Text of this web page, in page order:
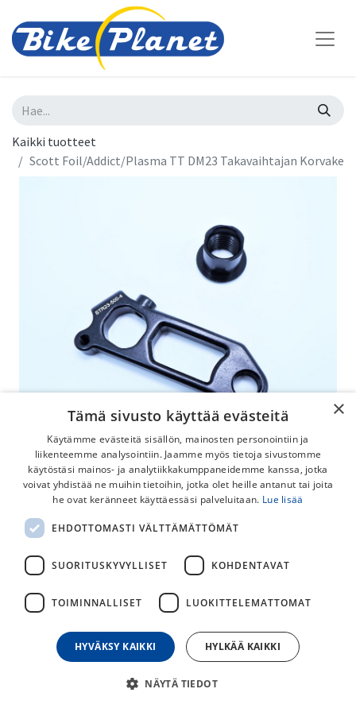
Kaikki tuotteet
Scott Foil/Addict/Plasma TT DM23 Takavaihtajan Korvake
Scott Foil/Addict/Plasma TT DM23
Takavaihtajan Korvake
Scott Foil/Addict/Plasma TT DM23 takavaihtajan korvake.
40,00€
päivän alin hinta
×
Tämä sivusto käyttää evästeitä
Käytämme evästeitä sisällön, mainosten personointiin ja
liikenteemme analysointiin. Jaamme myös tietoja sivustomme
käytöstäsi mainos- ja analytiikkakumppaneidemme kanssa, jotka
voivat yhdistää ne muihin tietoihin, jotka olet heille antanut tai joita
he ovat keränneet käyttäessäsi palveluitaan. Lue lisää
EHDOTTOMASTI VÄLTTÄMÄTTÖMÄT
SUORITUSKYVYLLISET KOHDENTAVAT
TOIMINNALLISET LUOKITTELEMATTOMAT
HYVÄKSY KAIKKI HYLKÄÄ KAIKKI
NÄYTÄ TIEDOT